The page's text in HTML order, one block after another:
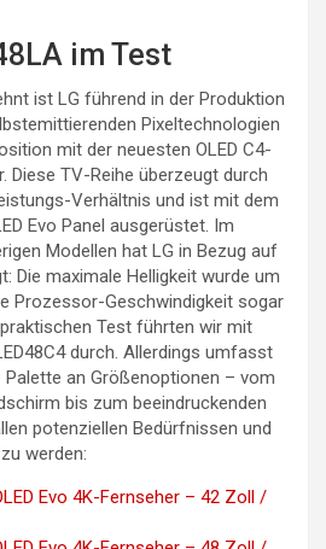
im Test
ist LG führend in der Produktion
Pixeltechnologien
mit der neuesten OLED C4-
Diese TV-Reihe überzeugt durch
Verhältnis und ist mit dem
Evo Panel ausgerüstet. Im
Modellen hat LG in Bezug auf
Die maximale Helligkeit wurde um
Prozessor-Geschwindigkeit sogar
Test führten wir mit
durch. Allerdings umfasst
Palette an Größenoptionen – vom
bis zum beeindruckenden
potenziellen Bedürfnissen und
werden:
Evo 4K-Fernseher – 42 Zoll /